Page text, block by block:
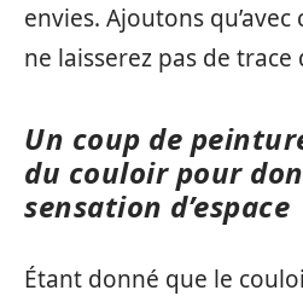
envies. Ajoutons
ne laisserez pas de trace
Un coup de
du couloir pour
sensation d’espace
Étant donné que le